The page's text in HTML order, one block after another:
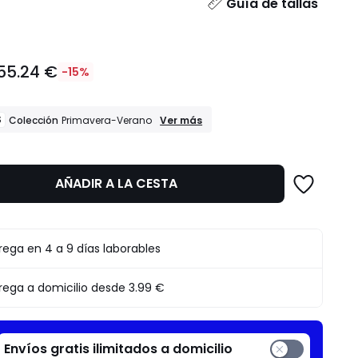
€ -15%
Colección Primavera-Verano REBAJAS
Ver más
AÑADIR A LA CESTA
en 4 a 9 días laborables
a domicilio desde3.99 €
Envíos gratis ilimitados a domicilio